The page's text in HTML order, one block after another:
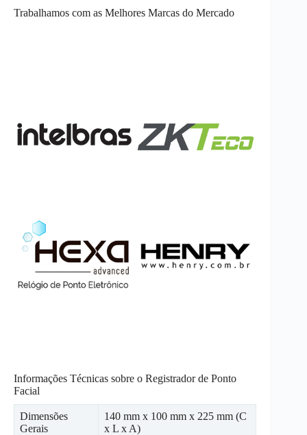
Trabalhamos com as Melhores Marcas do Mercado
Informações Técnicas sobre o Registrador de Ponto
Facial
Dimensões
Gerais
140 mm x 100 mm x 225 mm (C
x L x A)